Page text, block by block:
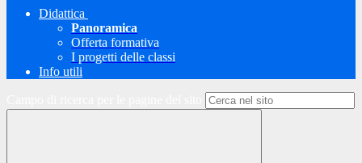
Didattica
Panoramica
Offerta formativa
I progetti delle classi
Info utili